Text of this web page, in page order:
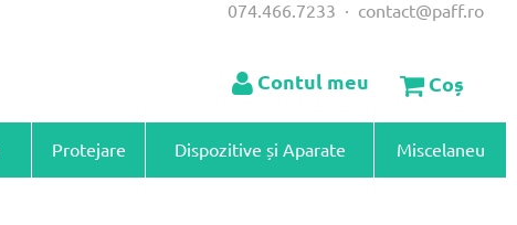
Contul meu Coș
074.466.7233 · contact@paff.ro
Protejare Dispozitive și Aparate Miscelaneu